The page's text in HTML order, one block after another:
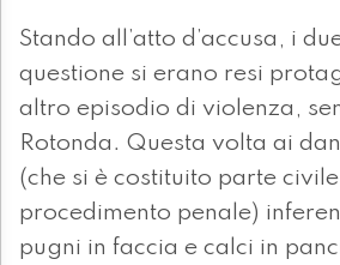
Stando all’atto d’accusa, i
questione si erano resi
altro episodio di violenza,
Rotonda. Questa volta ai
(che si è costituito parte
procedimento penale)
pugni in faccia e calci in